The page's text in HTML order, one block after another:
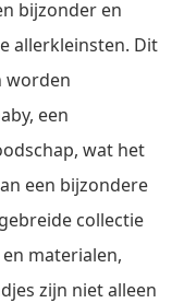
bijzonder en
allerkleinsten. Dit
worden
een
wat het
een bijzondere
collectie
materialen,
zijn niet alleen